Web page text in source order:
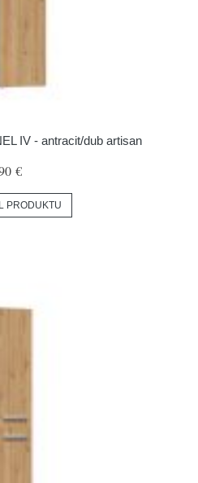
IV - antracit/dub artisan
€
PRODUKTU